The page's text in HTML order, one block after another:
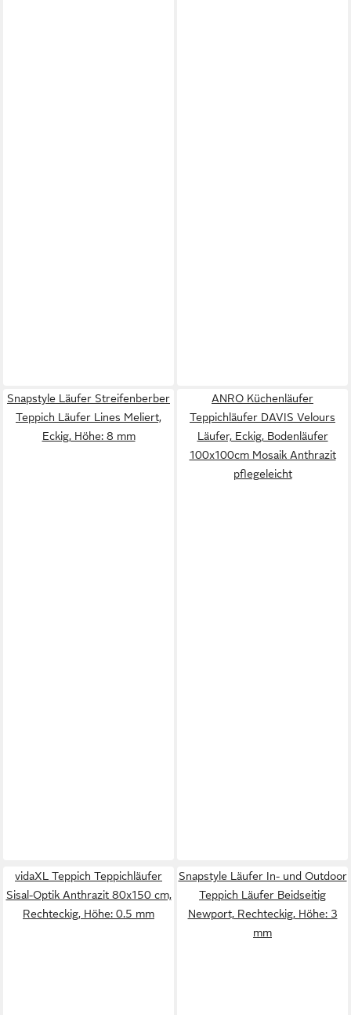
Snapstyle Läufer Streifenberber
Teppich Läufer Lines Meliert,
Eckig, Höhe: 8 mm
ANRO Küchenläufer
Teppichläufer DAVIS Velours
Läufer, Eckig, Bodenläufer
100x100cm Mosaik Anthrazit
pflegeleicht
vidaXL Teppich Teppichläufer
Sisal-Optik Anthrazit 80x150 cm,
Rechteckig, Höhe: 0.5 mm
Snapstyle Läufer In- und Outdoor
Teppich Läufer Beidseitig
Newport, Rechteckig, Höhe: 3
mm